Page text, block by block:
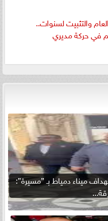
والتثبيت لسنوات..
في حركة مديري
ميناء دمياط بـ ”مسيرة”: